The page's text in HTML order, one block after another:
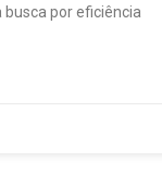
busca por eficiência